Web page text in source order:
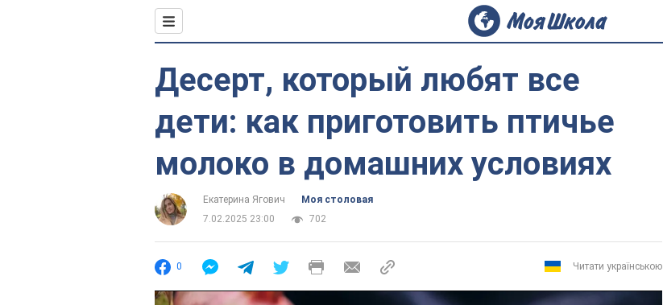
Десерт, который любят все
дети: как приготовить птичье
молоко в домашних условиях
Екатерина Ягович
Моя столовая
7.02.2025 23:00
702
0 Читати українською